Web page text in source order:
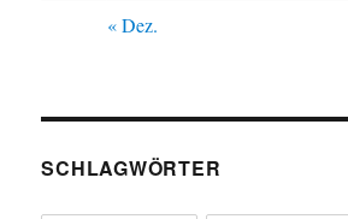
« Dez.
SCHLAGWÖRTER